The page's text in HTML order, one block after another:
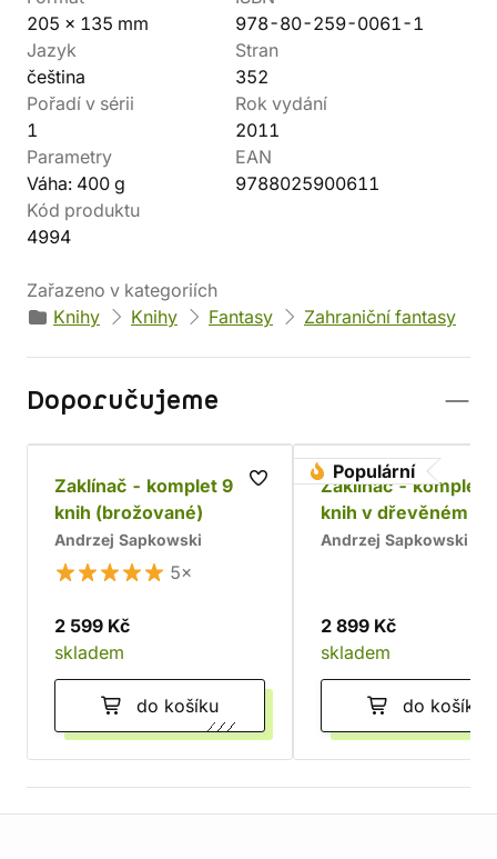
205 x 135 mm
978-80-259-0061-1
Jazyk
čeština
Stran
352
Pořadí v sérii
1
Rok vydání
2011
Parametry
Váha: 400 g
EAN
9788025900611
Kód produktu
4994
Zařazeno v kategoriích
Knihy
Knihy Fantasy Zahraniční fantasy
Doporučujeme
Zaklínač - komplet 9
knih (brožované)
Andrzej Sapkowski
5×
2 599 Kč
skladem
do košíku
Populární
Zaklínač - komplet
knih v dřevěném
Chrám
Andrzej Sapkowski
2 899 Kč
skladem
do košíku